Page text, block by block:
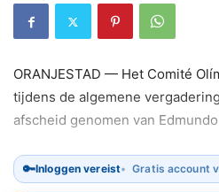
ORANJESTAD — Het Comité
tijdens de algemene
afscheid genomen van
🔑Inloggen vereist Gratis account